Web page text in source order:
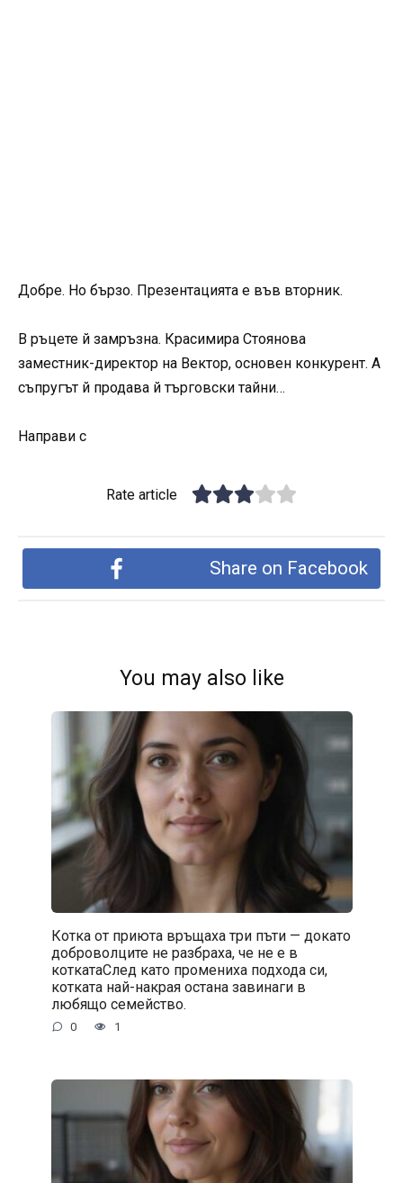
Добре. Но бързо. Презентацията е във вторник.
В ръцете й замръзна. Красимира Стоянова
заместник-директор на Вектор, основен конкурент. А
съпругът й продава й търговски тайни…
Направи с
Rate article
Share on Facebook
You may also like
Котка от приюта връщаха три пъти — докато
доброволците не разбраха, че не е в
коткатаСлед като промениха подхода си,
котката най-накрая остана завинаги в
любящо семейство.
0 1